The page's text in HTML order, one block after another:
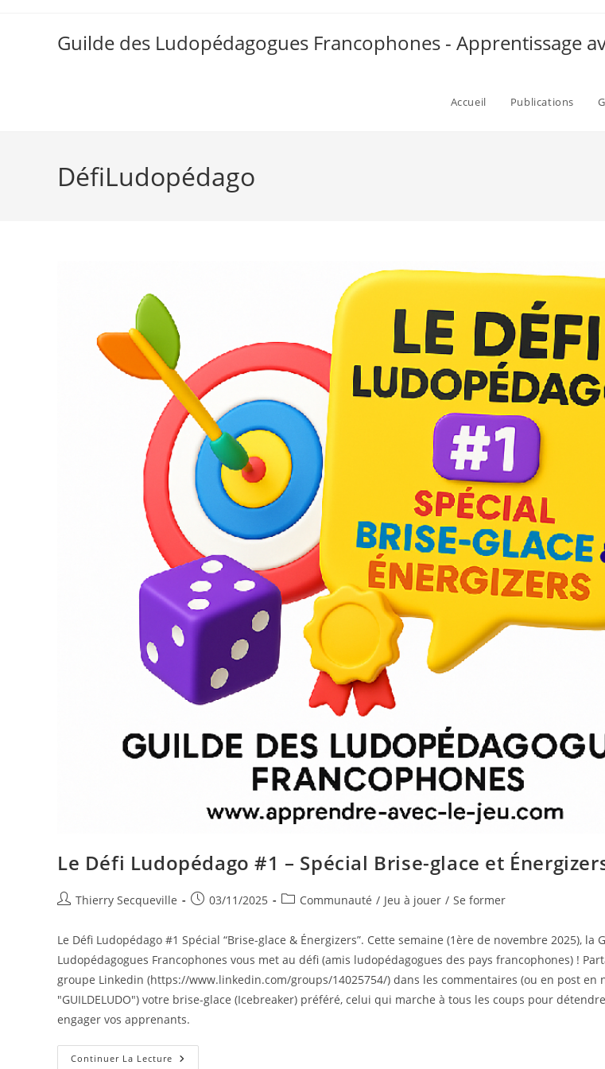
Guilde des Ludopédagogues Francophones - Apprentissage
Accueil Publications
DéfiLudopédago
Le Défi Ludopédago #1 – Spécial Brise-glace et
Auteur/autrice
la
Thierry Secqueville
Publication
03/11/2025
PostCommunauté / Jeu à jouer / Se former
Le Défi Ludopédago #1 Spécial “Brise-glace & Énergizers”. Cette semaine (1ère de novembre 2025), la
Ludopédagogues Francophones vous met au défi (amis ludopédagogues des pays francophones) !
groupe Linkedin (https://www.linkedin.com/groups/14025754/) dans les commentaires (ou en post en
"GUILDELUDO") votre brise-glace (Icebreaker) préféré, celui qui marche à tous les coups pour
engager vos apprenants.
Continuer La Lecture Le